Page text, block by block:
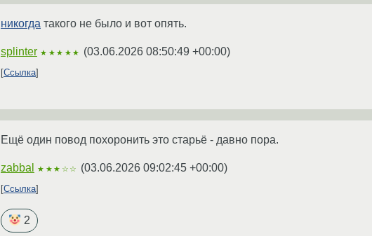
никогда такого не было и вот опять.
splinter ★★★★★ (03.06.2026 08:50:49 +00:00)
Ссылка
Ещё один повод похоронить это старьё - давно пора.
zabbal ★★★☆☆ (03.06.2026 09:02:45 +00:00)
Ссылка
2